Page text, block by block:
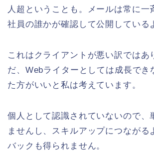
人超ということも。メールは常に一
社員の誰かが確認して公開している
これはクライアントが悪い訳ではあ
だ、Webライターとしては成長でき
た方がいいと私は考えています。
個人として認識されていないので、
ませんし、スキルアップにつながる
バックも得られません。